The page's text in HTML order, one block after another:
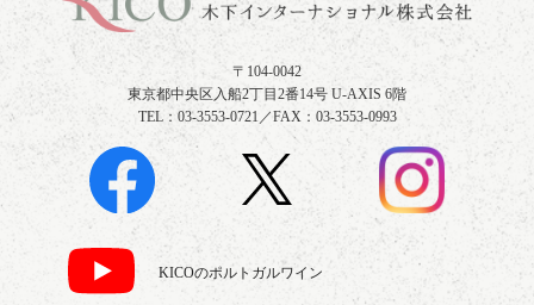
〒104-0042
東京都中央区入船2丁目2番14号 U-AXIS 6階
TEL：03-3553-0721／FAX：03-3553-0993
KICOのポルトガルワイン